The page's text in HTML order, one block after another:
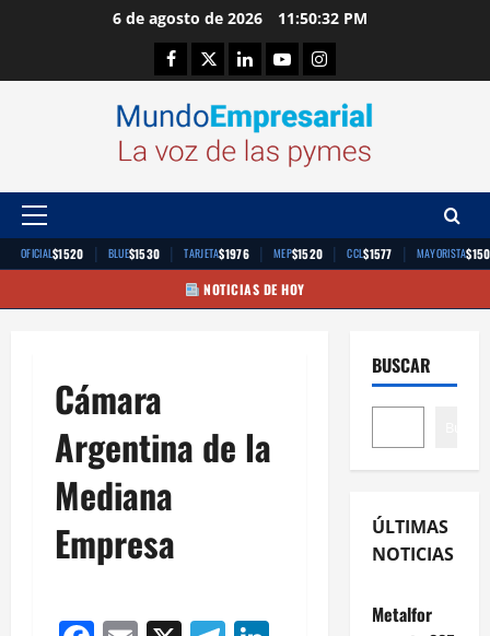
6 de agosto de 2026 11:50:33 PM
Facebook
TwitterLinkedinYoutubeInstagram
Menú
principal
OFICIAL$1520 | BLUE$1530 | TARJETA$1976 | MEP$1520 | CCL$1577 | MAYORISTA
NOTICIAS DE HOY
Cámara
Argentina de la
Mediana
Empresa
BUSCAR
ÚLTIMAS
NOTICIAS
Metalfor